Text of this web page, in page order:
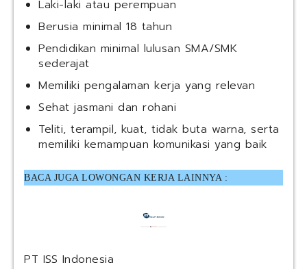
Laki-laki atau perempuan
Berusia minimal 18 tahun
Pendidikan minimal lulusan SMA/SMK
sederajat
Memiliki pengalaman kerja yang relevan
Sehat jasmani dan rohani
Teliti, terampil, kuat, tidak buta warna, serta
memiliki kemampuan komunikasi yang baik
BACA JUGA LOWONGAN KERJA LAINNYA :
PT ISS Indonesia